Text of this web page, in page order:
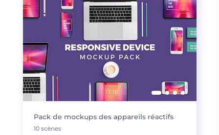
Pack de mockups des appareils réactifs
10 scènes